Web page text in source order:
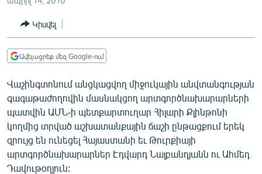
ՀԱՍԱՐԱԿՈՒԹՅՈՒՆ
ՏՆՏԵՍՈՒԹՅՈՒՆ
ՊԱՏԵՐԱԶՄԻ 6 ՇԱԲԱԹՆԵՐԸ
ՏԱՐԱԾԱՇՐՋԱՆ
ՄԻՋԱԶԳԱՅԻՆ
ՄՇԱԿՈՒՅԹ
Կիսվել
Ավելացրեք մեզ Google-ում
Վաշինգտոնում անցկացվող միջուկային անվտանգության
գագաթաժողովին մասնակցող արտգործնախարարների
պատվին ԱՄՆ-ի պետքարտուղար Հիլարի Քլինթոնի
կողմից տրված աշխատանքային ճաշի ընթացքում երեկ
զրույց են ունեցել Հայաստանի եւ Թուրքիայի
արտգործնախարարներ Էդվարդ Նալբանդյանն ու Ահմեդ
Դավութօղլուն: